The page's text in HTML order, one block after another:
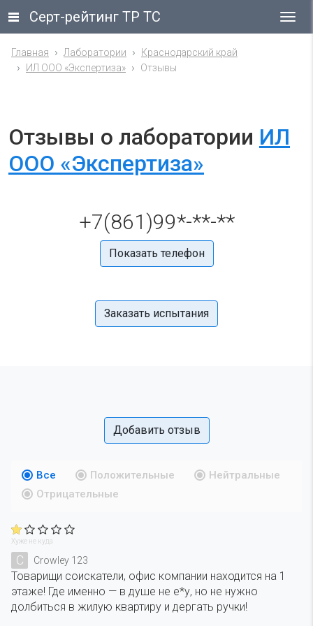
Серт-рейтинг ТР ТС
Главная Лаборатории
Краснодарский край
ИЛ ООО «Экспертиза»
Отзывы
Отзывы о лаборатории ИЛ
ООО «Экспертиза»
+7(861)99*-**-**
Показать телефон
Заказать испытания
Добавить отзыв
Все Положительные
Нейтральные
Отрицательные
Хуже не куда
C Crowley 123
Товарищи соискатели, офис компании находится на 1
этаже! Где именно — в душе не е*у, но не нужно
долбиться в жилую квартиру и дергать ручки!